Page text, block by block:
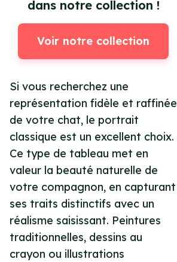
dans notre collection !
Voir notre collection
Si vous recherchez une
représentation fidèle et raffinée
de votre chat, le portrait
classique est un excellent choix.
Ce type de tableau met en
valeur la beauté naturelle de
votre compagnon, en capturant
ses traits distinctifs avec un
réalisme saisissant. Peintures
traditionnelles, dessins au
crayon ou illustrations